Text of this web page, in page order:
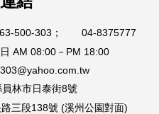
500-303； 04-8375777
AM 08:00－PM 18:00
林市日泰街8號
三段138號 (溪州公園對面)